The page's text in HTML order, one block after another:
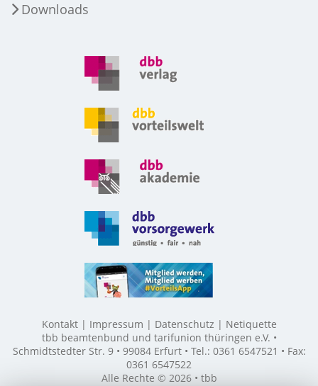
Downloads
Kontakt Impressum Datenschutz
Netiquette
tbb beamtenbund und tarifunion thüringen e.V. •
Schmidtstedter Str. 9 • 99084 Erfurt • Tel.: 0361 6547521 • Fax:
0361 6547522
Alle Rechte © 2026 • tbb